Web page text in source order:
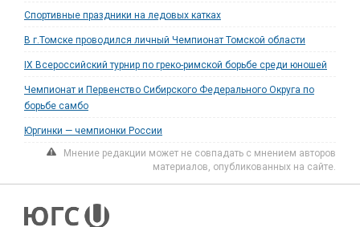
Спортивные праздники на ледовых катках
В г.Томске проводился личный Чемпионат Томской области
IX Всероссийский турнир по греко-римской борьбе среди юношей
Чемпионат и Первенство Сибирского Федерального Округа по
борьбе самбо
Юргинки — чемпионки России
Мнение редакции может не совпадать с мнением авторов
материалов, опубликованных на сайте.